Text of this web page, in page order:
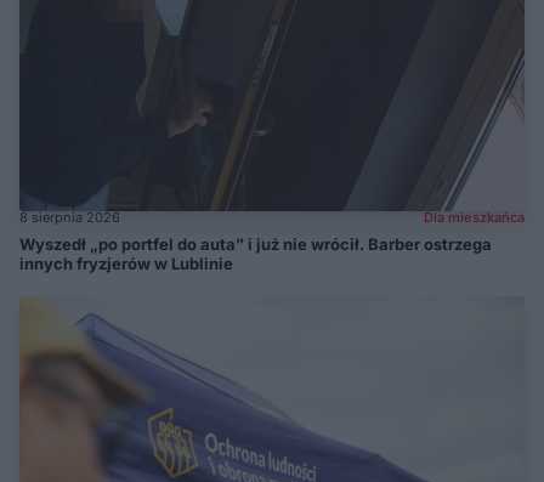
8 sierpnia 2026 Dla mieszkańca
Wyszedł „po portfel do auta” i już nie wrócił. Barber ostrzega
innych fryzjerów w Lublinie